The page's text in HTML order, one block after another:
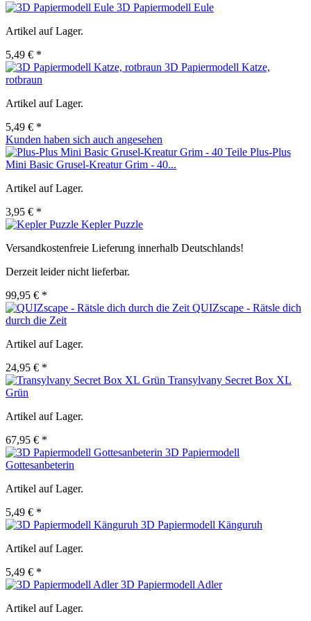
3D Papiermodell Eule
Artikel auf Lager.
5,49 € *
3D Papiermodell Katze,
rotbraun
Artikel auf Lager.
5,49 € *
Kunden haben sich auch angesehen
Plus-Plus
Mini Basic Grusel-Kreatur Grim - 40...
Artikel auf Lager.
3,95 € *
Kepler Puzzle
Versandkostenfreie Lieferung innerhalb Deutschlands!
Derzeit leider nicht lieferbar.
99,95 € *
QUIZscape - Rätsle dich
durch die Zeit
Artikel auf Lager.
24,95 € *
Transylvany Secret Box XL
Grün
Artikel auf Lager.
67,95 € *
3D Papiermodell
Gottesanbeterin
Artikel auf Lager.
5,49 € *
3D Papiermodell Känguruh
Artikel auf Lager.
5,49 € *
3D Papiermodell Adler
Artikel auf Lager.